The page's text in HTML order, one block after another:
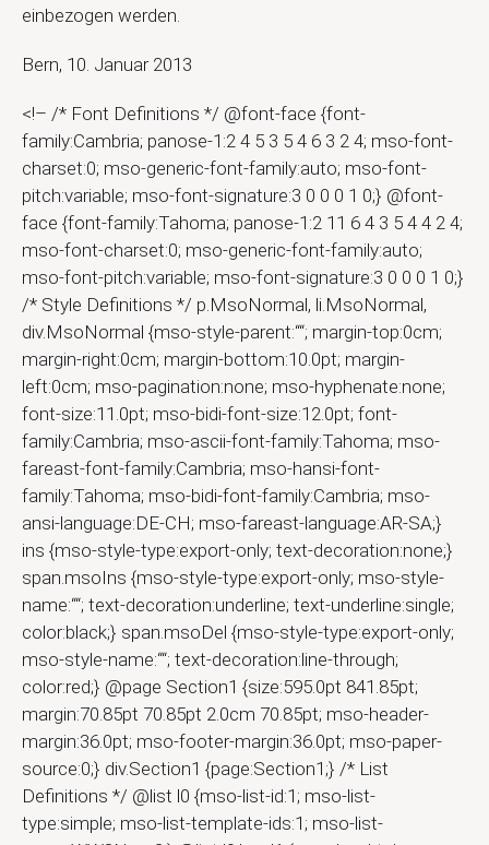
einbezogen werden.
Bern, 10. Januar 2013
<!– /* Font Definitions */ @font-face {font-
family:Cambria; panose-1:2 4 5 3 5 4 6 3 2 4; mso-font-
charset:0; mso-generic-font-family:auto; mso-font-
pitch:variable; mso-font-signature:3 0 0 0 1 0;} @font-
face {font-family:Tahoma; panose-1:2 11 6 4 3 5 4 4 2 4;
mso-font-charset:0; mso-generic-font-family:auto;
mso-font-pitch:variable; mso-font-signature:3 0 0 0 1 0;}
/* Style Definitions */ p.MsoNormal, li.MsoNormal,
div.MsoNormal {mso-style-parent:““; margin-top:0cm;
margin-right:0cm; margin-bottom:10.0pt; margin-
left:0cm; mso-pagination:none; mso-hyphenate:none;
font-size:11.0pt; mso-bidi-font-size:12.0pt; font-
family:Cambria; mso-ascii-font-family:Tahoma; mso-
fareast-font-family:Cambria; mso-hansi-font-
family:Tahoma; mso-bidi-font-family:Cambria; mso-
ansi-language:DE-CH; mso-fareast-language:AR-SA;}
ins {mso-style-type:export-only; text-decoration:none;}
span.msoIns {mso-style-type:export-only; mso-style-
name:““; text-decoration:underline; text-underline:single;
color:black;} span.msoDel {mso-style-type:export-only;
mso-style-name:““; text-decoration:line-through;
color:red;} @page Section1 {size:595.0pt 841.85pt;
margin:70.85pt 70.85pt 2.0cm 70.85pt; mso-header-
margin:36.0pt; mso-footer-margin:36.0pt; mso-paper-
source:0;} div.Section1 {page:Section1;} /* List
Definitions */ @list l0 {mso-list-id:1; mso-list-
type:simple; mso-list-template-ids:1; mso-list-